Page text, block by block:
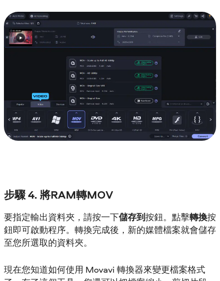
步驟 4. 將RAM轉MOV
要指定輸出資料夾，請按一下儲存到按鈕。點擊轉換按
鈕即可啟動程序。轉換完成後，新的媒體檔案就會儲存
至您所選取的資料夾。
現在您知道如何使用 Movavi 轉換器來變更檔案格式